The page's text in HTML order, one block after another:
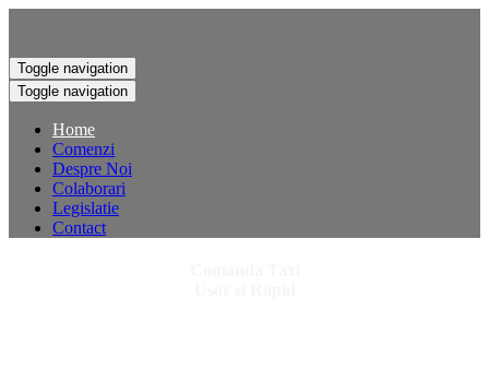
Toggle navigation
Toggle navigation
Home
Comenzi
Despre Noi
Colaborari
Legislatie
Contact